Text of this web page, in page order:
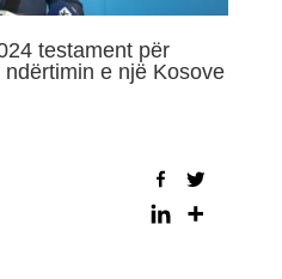
testament për
e një Kosove